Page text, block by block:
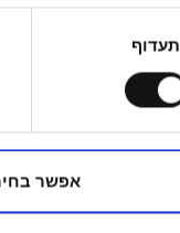
תעדוף
אפשר
שינויים בסימונים